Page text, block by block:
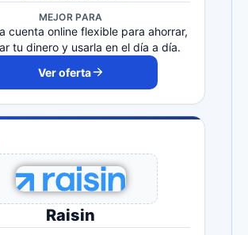
MEJOR PARA
cuenta online flexible para ahorrar,
tu dinero y usarla en el día a día.
Ver oferta
Raisin